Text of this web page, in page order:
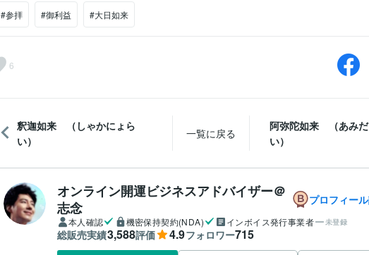
#参拝 #御利益 #大日如来
6
釈迦如来 （しゃかにょら
い）
一覧に戻る
阿弥陀如来 （あみ
い）
オンライン開運ビジネスアドバイザー＠
志念
プロフィー
本人確認 機密保持契約(NDA) インボイス発行事業者 未登録
総販売実績3,588評価 4.9フォロワー715